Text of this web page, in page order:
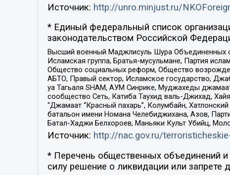
Источник: http://unro.minjust.ru/
* Единый федеральный список
законодательством Российской
Высший военный Маджлисуль Шура Объединенных
Исламская группа, Братья-мусульмане, Партия
Общество социальных реформ, Общество
АБТО, Правый сектор, Исламское государство,
уа Тагьаля SHAM, АУМ Синрике, Муджахеды
сообщество Сеть, Катиба Таухид валь-Джихад,
“Джамаат “Красный пахарь”, Колумбайн,
батальон имени Номана Челебиджихана, Азов,
Батал-Хаджи Белхороев, Маньяки Культ Убийц,
Источник: http://nac.gov.ru/
* Перечень общественных объединений
силу решение о ликвидации или запрете